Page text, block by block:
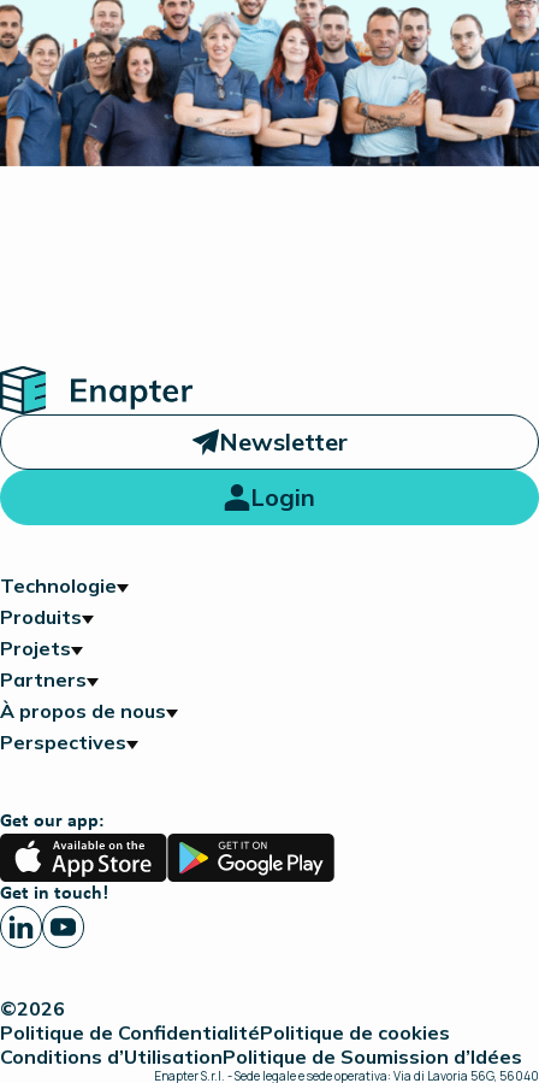
Home
Newsletter
Login
Technologie
Produits
Projets
Partners
À propos de nous
Perspectives
Get our app:
App
Store
Google
Play
Get in touch!
©2026
Politique de ConfidentialitéPolitique de cookies
Conditions d’UtilisationPolitique de Soumission d’Idées
Enapter S.r.l. - Sede legale e sede operativa: Via di Lavoria 56G, 56040